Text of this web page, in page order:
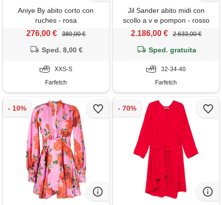
Aniye By abito corto con
ruches - rosa
276,00 € 380,00 €
Sped. 8,00 €
XXS-S
Farfetch
Jil Sander abito midi con
scollo a v e pompon - rosso
2.186,00 € 2.633,00 €
Sped. gratuita
32-34-40
Farfetch